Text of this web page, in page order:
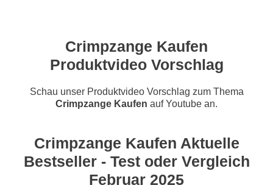
Crimpzange Kaufen
Produktvideo Vorschlag
Schau unser Produktvideo Vorschlag zum Thema
Crimpzange Kaufen auf Youtube an.
Crimpzange Kaufen Aktuelle
Bestseller - Test oder Vergleich
Februar 2025